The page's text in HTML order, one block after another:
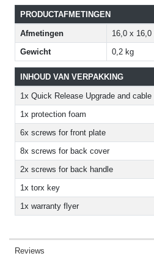
PRODUCTAFMETINGEN
Afmetingen
16,0 x
Gewicht
0,2 kg
INHOUD VAN VERPAKKING
1x Quick Release Upgrade and cable
1x protection foam
6x screws for front plate
8x screws for back cover
2x screws for back handle
1x torx key
1x warranty flyer
Reviews